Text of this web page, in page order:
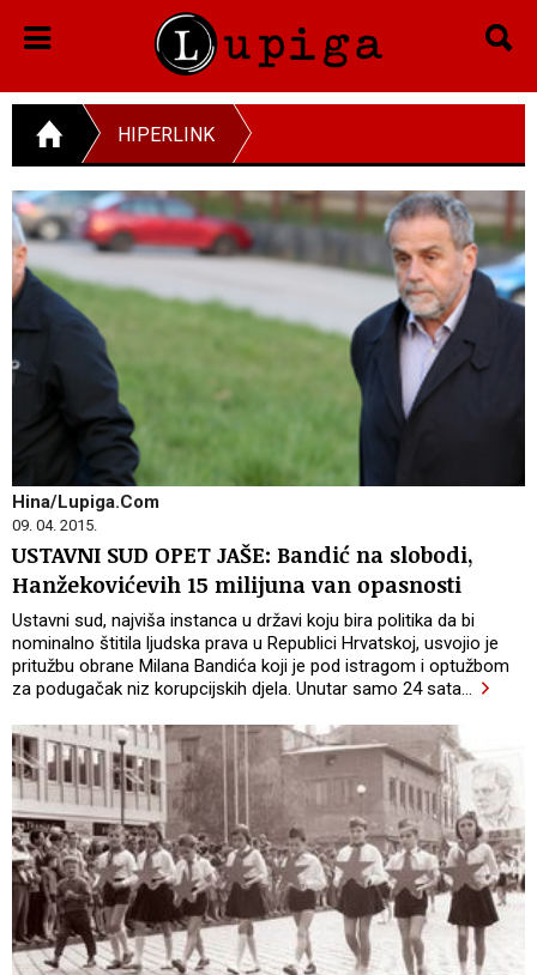
HIPERLINK
Hina/Lupiga.Com
09. 04. 2015.
USTAVNI SUD OPET JAŠE: Bandić na slobodi,
Hanžekovićevih 15 milijuna van opasnosti
Ustavni sud, najviša instanca u državi koju bira politika da bi
nominalno štitila ljudska prava u Republici Hrvatskoj, usvojio je
pritužbu obrane Milana Bandića koji je pod istragom i optužbom
za podugačak niz korupcijskih djela. Unutar samo 24 sata…